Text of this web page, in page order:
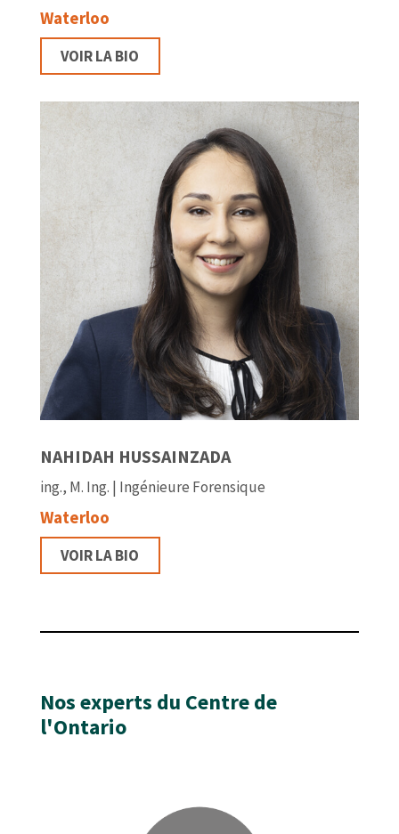
Waterloo
VOIR LA BIO
NAHIDAH HUSSAINZADA
ing., M. Ing. | Ingénieure Forensique
Waterloo
VOIR LA BIO
Nos experts du Centre de
l'Ontario